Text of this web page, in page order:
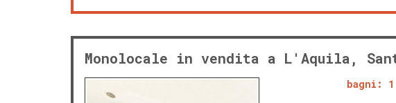
Monolocale in vendita a L'Aquila,
bagni: 1